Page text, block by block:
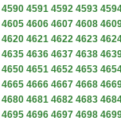
4590 4591 4592 4593
4605 4606 4607 4608
4620 4621 4622 4623
4635 4636 4637 4638
4650 4651 4652 4653
4665 4666 4667 4668
4680 4681 4682 4683
4695 4696 4697 4698